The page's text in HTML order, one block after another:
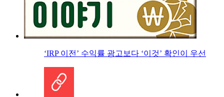
‘IRP 이전’ 수익률 광고보다 ‘이것’ 확인이 우선